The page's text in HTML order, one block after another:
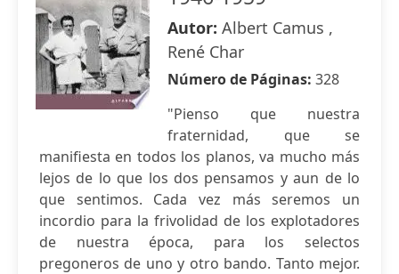
Autor: Albert Camus ,
René Char
Número de Páginas: 328
"Pienso que nuestra
fraternidad, que se
manifiesta en todos los planos, va mucho más
lejos de lo que los dos pensamos y aun de lo
que sentimos. Cada vez más seremos un
incordio para la frivolidad de los explotadores
de nuestra época, para los selectos
pregoneros de uno y otro bando. Tanto mejor.